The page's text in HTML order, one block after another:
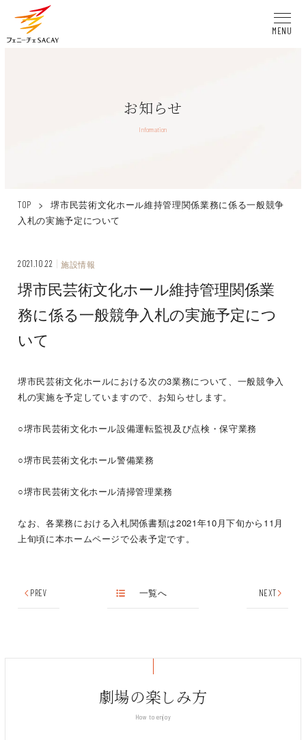
MENU
お知らせ
Information
TOP >
堺市民芸術文化ホール維持管理関係業務に係る一般競争
入札の実施予定について
2021.10.22 施設情報
堺市民芸術文化ホール維持管理関係業
務に係る一般競争入札の実施予定につ
いて
堺市民芸術文化ホールにおける次の3業務について、一般競争入
札の実施を予定していますので、お知らせします。
○堺市民芸術文化ホール設備運転監視及び点検・保守業務
○堺市民芸術文化ホール警備業務
○堺市民芸術文化ホール清掃管理業務
なお、各業務における入札関係書類は2021年10月下旬から11月
上旬頃に本ホームページで公表予定です。
PREV 一覧へ NEXT
劇場の楽しみ方
How to enjoy